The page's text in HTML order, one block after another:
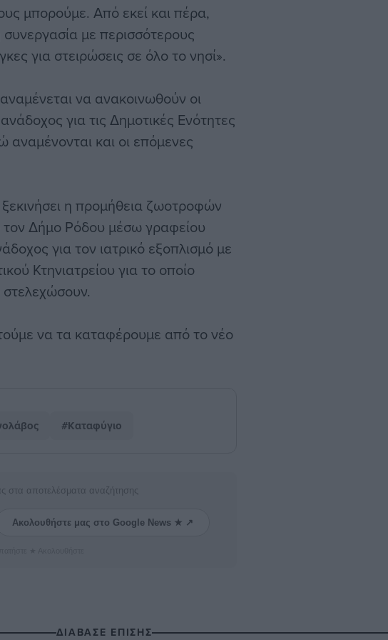
μπορούμε. Από εκεί και πέρα,
με περισσότερους
για στειρώσεις σε όλο το νησί».
να ανακοινωθούν οι
για τις Δημοτικές Ενότητες
και οι επόμενες
η προμήθεια ζωοτροφών
τον Δήμο Ρόδου μέσω γραφείου
για τον ιατρικό εξοπλισμό με
Κτηνιατρείου για το οποίο
στελεχώσουν.
να τα καταφέρουμε από το νέο
#Καταφύγιο
στα αποτελέσματα αναζήτησης
Ακολουθήστε μας στο Google News ★ ↗
ΔΙΑΒΑΣΕ ΕΠΙΣΗΣ